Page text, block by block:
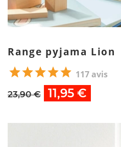
Range pyjama Lion
117 avis
23,90 € 11,95 €